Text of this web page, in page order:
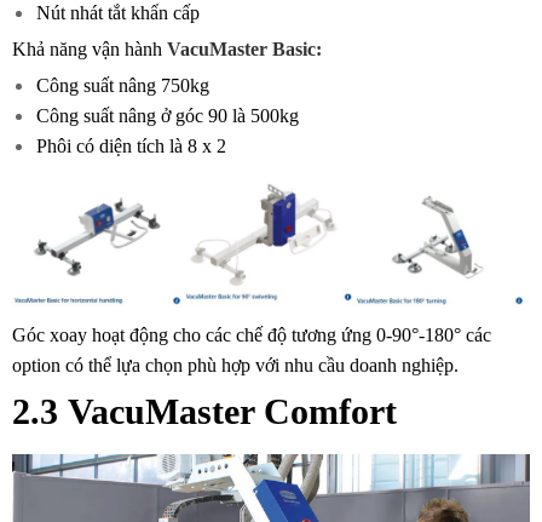
Nút nhát tắt khẩn cấp
Khả năng vận hành VacuMaster Basic:
Công suất nâng 750kg
Công suất nâng ở góc 90 là 500kg
Phôi có diện tích là 8 x 2
Góc xoay hoạt động cho các chế độ tương ứng 0-90°-180° các
option có thể lựa chọn phù hợp với nhu cầu doanh nghiệp.
2.3 VacuMaster Comfort